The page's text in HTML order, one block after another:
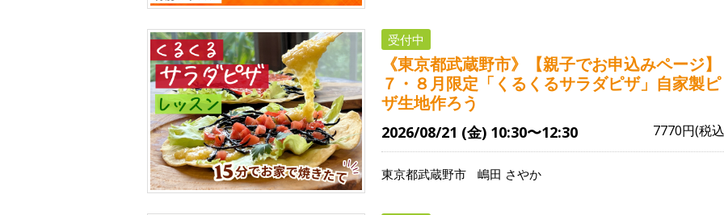
受付中
《東京都武蔵野市》【親子でお申込みページ】
７・８月限定「くるくるサラダピザ」自家製ピ
ザ生地作ろう
2026/08/21 (金) 10:30〜12:30 7770円(税
東京都武蔵野市 嶋田 さやか